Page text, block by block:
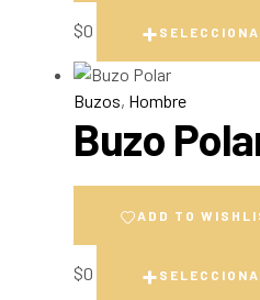
$0
Buzos, Hombre
Buzo
ADD TO
$0